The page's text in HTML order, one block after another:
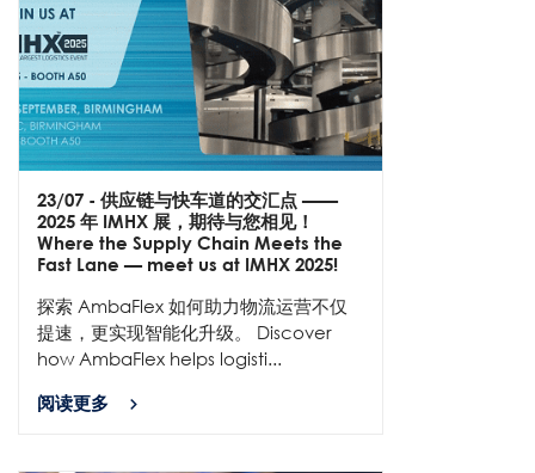
23/07 - 供应链与快车道的交汇点 ——
2025 年 IMHX 展，期待与您相见！
Where the Supply Chain Meets the
Fast Lane — meet us at IMHX 2025!
探索 AmbaFlex 如何助力物流运营不仅
提速，更实现智能化升级。 Discover
how AmbaFlex helps logisti...
阅读更多